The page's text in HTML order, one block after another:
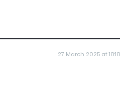
27 March 2025 at 18:18